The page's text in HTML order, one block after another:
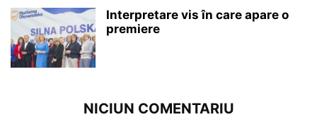
Interpretare vis în care apare o
premiere
NICIUN COMENTARIU